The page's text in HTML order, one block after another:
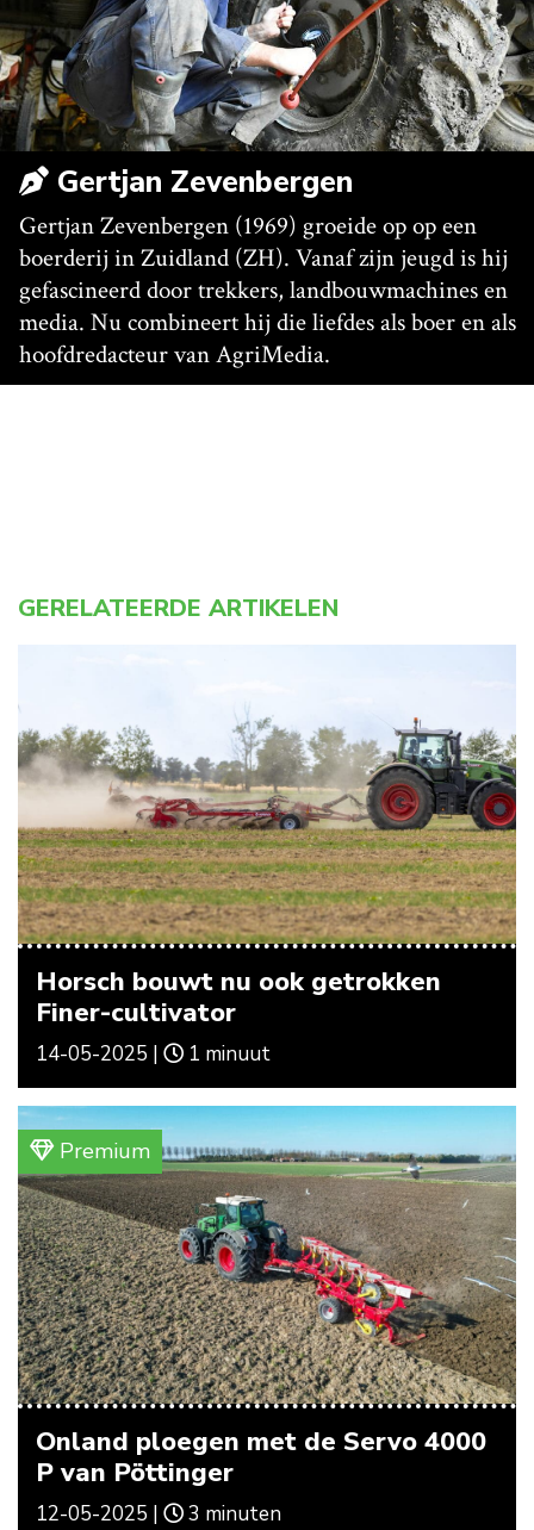
Gertjan Zevenbergen
Gertjan Zevenbergen (1969) groeide op op een
boerderij in Zuidland (ZH). Vanaf zijn jeugd is hij
gefascineerd door trekkers, landbouwmachines en
media. Nu combineert hij die liefdes als boer en als
hoofdredacteur van AgriMedia.
GERELATEERDE ARTIKELEN
Horsch bouwt nu ook getrokken
Finer-cultivator
14-05-2025 | 1 minuut
Premium
Onland ploegen met de Servo 4000
P van Pöttinger
12-05-2025 | 3 minuten